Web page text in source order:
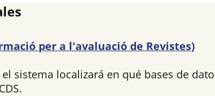
per a l'avaluació de Revistes)
el sistema localizará en qué bases de